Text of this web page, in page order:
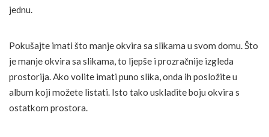
jednu.
Pokušajte imati što manje okvira sa slikama u svom domu. Što
je manje okvira sa slikama, to ljepše i prozračnije izgleda
prostorija. Ako volite imati puno slika, onda ih posložite u
album koji možete listati. Isto tako uskladite boju okvira s
ostatkom prostora.